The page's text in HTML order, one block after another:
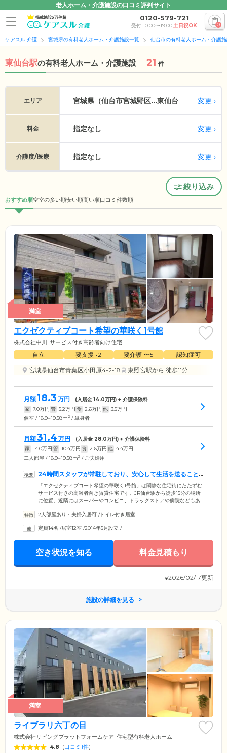
老人ホーム・介護施設の口コミ評判サイト
掲載施設5万件超 0120-579-721
受付 10:00〜19:00土日祝OK 0
ケアスル 介護 宮城県の有料老人ホーム・介護施設一覧 仙台市の有料老人ホーム・介護
東仙台駅の有料老人ホーム・介護施設 21 件
エリア 宮城県（仙台市宮城野区...東仙台 変更
料金 指定なし 変更
介護度/医療 指定なし 変更
絞り込み
おすすめ順空室の多い順安い順高い順口コミ件数順
満室
エクゼクティブコート希望の華咲く1号館
株式会社中川 サービス付き高齢者向け住宅
自立 要支援1•2 要介護1〜5
認知症可
宮城県仙台市青葉区小田原4-2-18
東照宮駅から 徒歩11分
月額18.3 万円 (入居金14.0万円) + 介護保険料
家 7.0万円 管 5.2万円 食 2.6万円 他 3.5万円
個室 / 18.9~19.58m2 / 単身者
月額31.4 万円 (入居金 28.0万円) + 介護保険料
家 14.0万円 管 10.4万円 食 2.6万円 他 4.4万円
二人部屋 / 18.9~19.58m2 / ご夫婦用
24時間スタッフが常駐しており、安心して生活を送ること
ができます
「エクゼクティブコート希望の華咲く1号館」は閑静な住宅街にたたずむ
サービス付きの高齢者向き賃貸住宅です。JR仙台駅から徒歩15分の場所
に位置。近隣にはスーパーやコンビニ、ドラッグストアや病院などもあ
併設されており、リハビリテーションや入浴、お食事や学習療法でご利
間や緊急時も迅速に対応いたしますので、ご安心ください。ご自宅にい
るようなくつろぎと、サポートがある安心を、同時に実感していただけ
2人部屋あり・夫婦入居可 /トイレ付き居室
定員14名 /居室12室 /2014年5月設立 /
空き状況を知る 料金見積もり
※2026/02/17更新
施設の詳細を見る
満室
ライブラリ六丁の目
株式会社リビングプラットフォームケア 住宅型有料老人ホーム
4.8 (口コミ1件)